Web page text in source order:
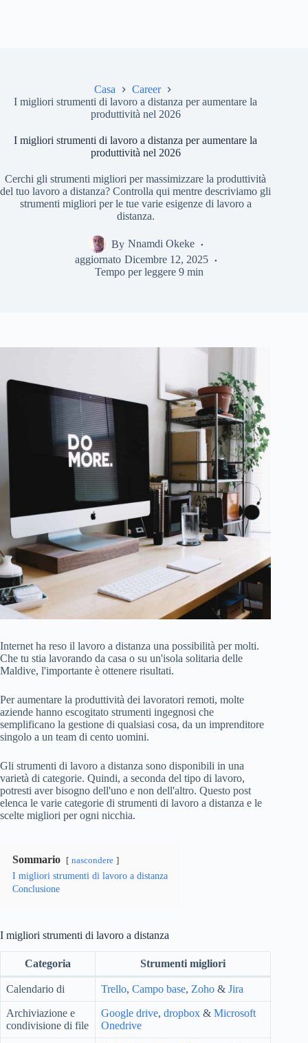
Casa
Career
I migliori strumenti di lavoro a distanza per aumentare la
produttività nel 2026
I migliori strumenti di lavoro a distanza per aumentare la
produttività nel 2026
Cerchi gli strumenti migliori per massimizzare la produttività
del tuo lavoro a distanza? Controlla qui mentre descriviamo gli
strumenti migliori per le tue varie esigenze di lavoro a
distanza.
By Nnamdi Okeke
aggiornato Dicembre 12, 2025
Tempo per leggere 9 min
Internet ha reso il lavoro a distanza una possibilità per molti.
Che tu stia lavorando da casa o su un'isola solitaria delle
Maldive, l'importante è ottenere risultati.
Per aumentare la produttività dei lavoratori remoti, molte
aziende hanno escogitato strumenti ingegnosi che
semplificano la gestione di qualsiasi cosa, da un imprenditore
singolo a un team di cento uomini.
Gli strumenti di lavoro a distanza sono disponibili in una
varietà di categorie. Quindi, a seconda del tipo di lavoro,
potresti aver bisogno dell'uno e non dell'altro. Questo post
elenca le varie categorie di strumenti di lavoro a distanza e le
scelte migliori per ogni nicchia.
Sommario nascondere
I migliori strumenti di lavoro a distanza
Conclusione
I migliori strumenti di lavoro a distanza
Categoria Strumenti migliori
Calendario di Trello, Campo base, Zoho & Jira
Archiviazione e
condivisione di file
Google drive, dropbox & Microsoft
Onedrive